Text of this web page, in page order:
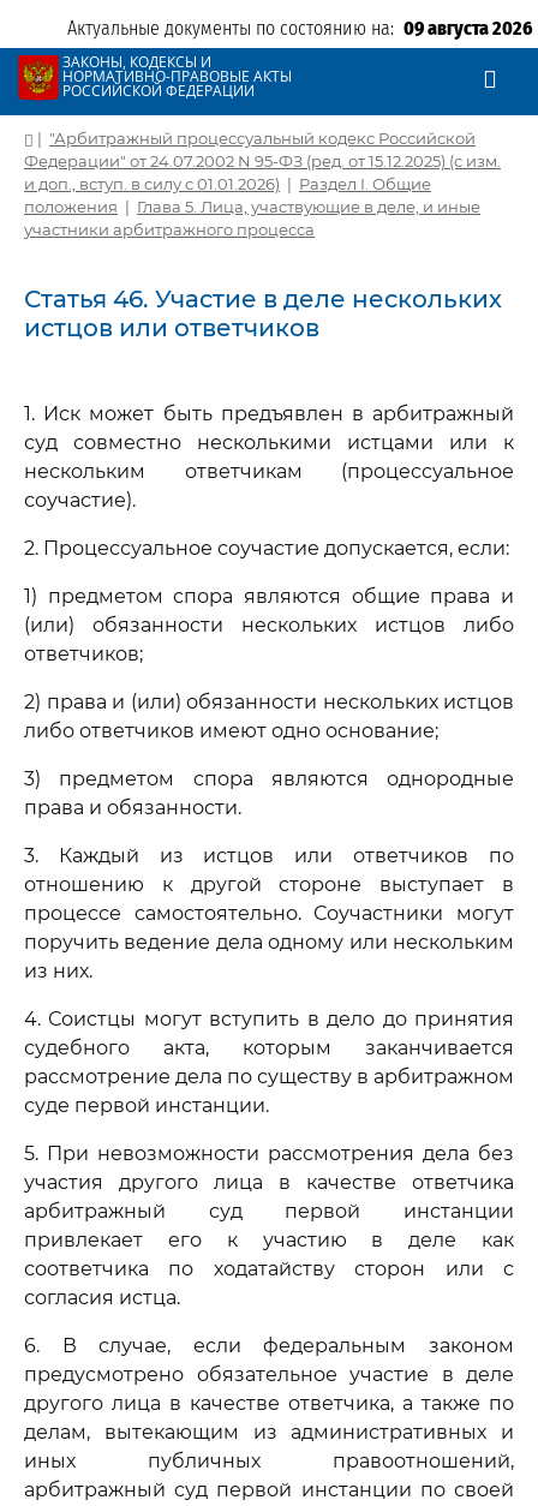
Актуальные документы по состоянию на: 09 августа 2026
ЗАКОНЫ, КОДЕКСЫ И
НОРМАТИВНО-ПРАВОВЫЕ АКТЫ
РОССИЙСКОЙ ФЕДЕРАЦИИ
| "Арбитражный процессуальный кодекс Российской
Федерации" от 24.07.2002 N 95-ФЗ (ред. от 15.12.2025) (с изм.
и доп., вступ. в силу с 01.01.2026) | Раздел I. Общие
положения | Глава 5. Лица, участвующие в деле, и иные
участники арбитражного процесса
Статья 46. Участие в деле нескольких
истцов или ответчиков
1. Иск может быть предъявлен в арбитражный
суд совместно несколькими истцами или к
нескольким ответчикам (процессуальное
соучастие).
2. Процессуальное соучастие допускается, если:
1) предметом спора являются общие права и
(или) обязанности нескольких истцов либо
ответчиков;
2) права и (или) обязанности нескольких истцов
либо ответчиков имеют одно основание;
3) предметом спора являются однородные
права и обязанности.
3. Каждый из истцов или ответчиков по
отношению к другой стороне выступает в
процессе самостоятельно. Соучастники могут
поручить ведение дела одному или нескольким
из них.
4. Соистцы могут вступить в дело до принятия
судебного акта, которым заканчивается
рассмотрение дела по существу в арбитражном
суде первой инстанции.
5. При невозможности рассмотрения дела без
участия другого лица в качестве ответчика
арбитражный суд первой инстанции
привлекает его к участию в деле как
соответчика по ходатайству сторон или с
согласия истца.
6. В случае, если федеральным законом
предусмотрено обязательное участие в деле
другого лица в качестве ответчика, а также по
делам, вытекающим из административных и
иных публичных правоотношений,
арбитражный суд первой инстанции по своей